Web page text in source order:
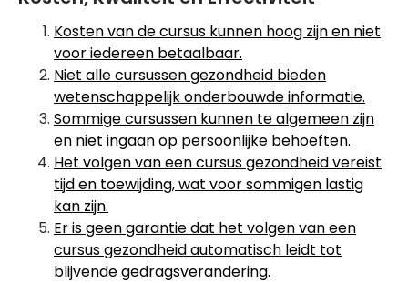
Kosten van de cursus kunnen hoog zijn en niet
voor iedereen betaalbaar.
Niet alle cursussen gezondheid bieden
wetenschappelijk onderbouwde informatie.
Sommige cursussen kunnen te algemeen zijn
en niet ingaan op persoonlijke behoeften.
Het volgen van een cursus gezondheid vereist
tijd en toewijding, wat voor sommigen lastig
kan zijn.
Er is geen garantie dat het volgen van een
cursus gezondheid automatisch leidt tot
blijvende gedragsverandering.